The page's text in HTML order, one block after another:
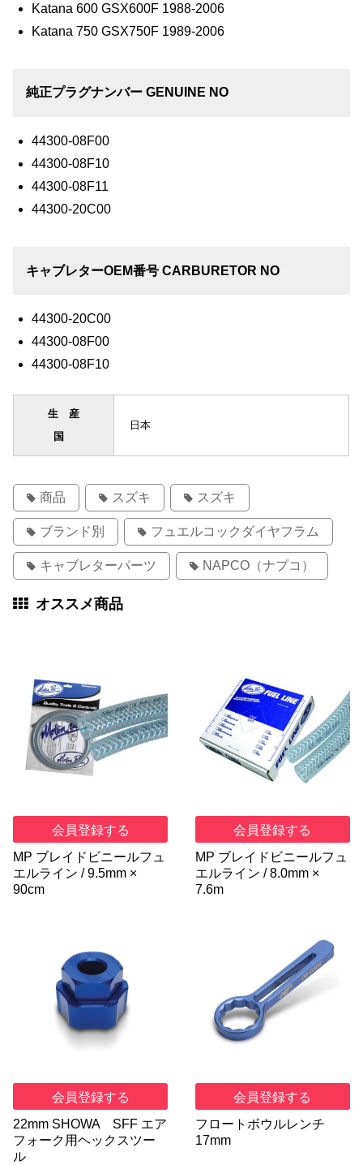
Katana 600 GSX600F 1988-2006
Katana 750 GSX750F 1989-2006
純正プラグナンバー GENUINE NO
44300-08F00
44300-08F10
44300-08F11
44300-20C00
キャブレターOEM番号 CARBURETOR NO
44300-20C00
44300-08F00
44300-08F10
生産
国
日本
商品 スズキ スズキ
ブランド別 フュエルコックダイヤフラム
キャブレターパーツ NAPCO（ナプコ）
オススメ商品
会員登録する
MP ブレイドビニールフュ
エルライン / 9.5mm ×
90cm
会員登録する
MP ブレイドビニールフュ
エルライン / 8.0mm ×
7.6m
会員登録する
22mm SHOWA SFF エア
フォーク用ヘックスツー
ル
会員登録する
フロートボウルレンチ
17mm